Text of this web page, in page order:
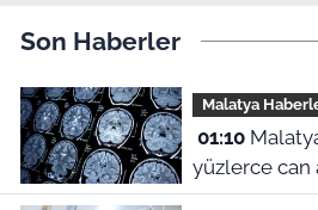
Son Haberler
Malatya
01:10Malatya’da son 4 yılda
yüzlerce can
duyu organı